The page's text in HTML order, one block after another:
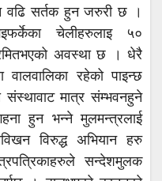
वढि सर्तक हुन जरुरी छ ।
चेलीहरुलाइ ५०
अवस्था छ । धेरै
रहेको पाइन्छ
संस्थावाट मात्र संम्भवनहुने
हुन भन्ने मुलमन्त्रलाई
विरुद्ध अभियान हरु
सन्देशमुलक